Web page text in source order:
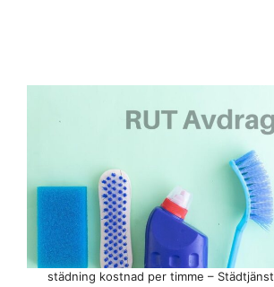
städning kostnad per timme –